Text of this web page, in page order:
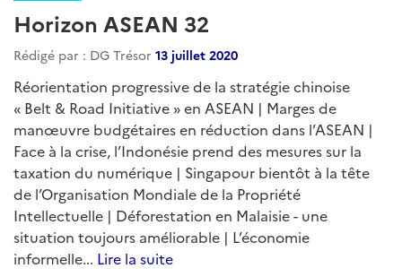
Horizon ASEAN 32
Rédigé par : DG Trésor 13 juillet 2020
Réorientation progressive de la stratégie chinoise
« Belt & Road Initiative » en ASEAN | Marges de
manœuvre budgétaires en réduction dans l’ASEAN |
Face à la crise, l’Indonésie prend des mesures sur la
taxation du numérique | Singapour bientôt à la tête
de l’Organisation Mondiale de la Propriété
Intellectuelle | Déforestation en Malaisie - une
situation toujours améliorable | L’économie
informelle... Lire la suite